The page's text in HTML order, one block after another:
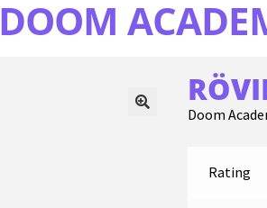
DOOM
Doom
Rating